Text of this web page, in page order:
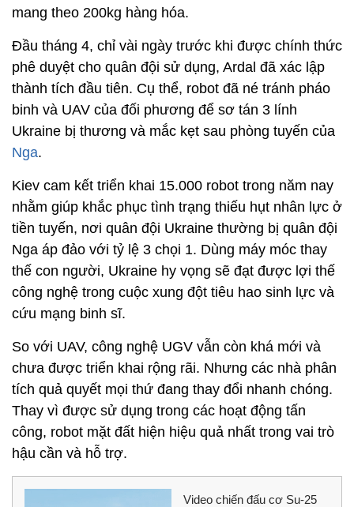
mang theo 200kg hàng hóa.
Đầu tháng 4, chỉ vài ngày trước khi được chính thức
phê duyệt cho quân đội sử dụng, Ardal đã xác lập
thành tích đầu tiên. Cụ thể, robot đã né tránh pháo
binh và UAV của đối phương để sơ tán 3 lính
Ukraine bị thương và mắc kẹt sau phòng tuyến của
Nga.
Kiev cam kết triển khai 15.000 robot trong năm nay
nhằm giúp khắc phục tình trạng thiếu hụt nhân lực ở
tiền tuyến, nơi quân đội Ukraine thường bị quân đội
Nga áp đảo với tỷ lệ 3 chọi 1. Dùng máy móc thay
thế con người, Ukraine hy vọng sẽ đạt được lợi thế
công nghệ trong cuộc xung đột tiêu hao sinh lực và
cứu mạng binh sĩ.
So với UAV, công nghệ UGV vẫn còn khá mới và
chưa được triển khai rộng rãi. Nhưng các nhà phân
tích quả quyết mọi thứ đang thay đổi nhanh chóng.
Thay vì được sử dụng trong các hoạt động tấn
công, robot mặt đất hiện hiệu quả nhất trong vai trò
hậu cần và hỗ trợ.
Video chiến đấu cơ Su-25